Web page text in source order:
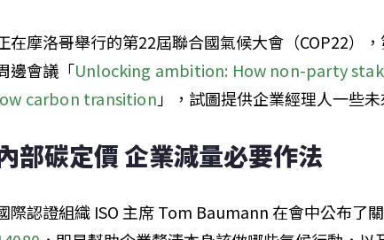
在摩洛哥舉行的第22屆聯合國氣候大會（COP22）
邊會議「Unlocking ambition: How non-party
carbon transition 」，試圖提供企業經理人一些
部碳定價 企業減量必要作法
際認證組織 ISO 主席 Tom Baumann 在會中公布了